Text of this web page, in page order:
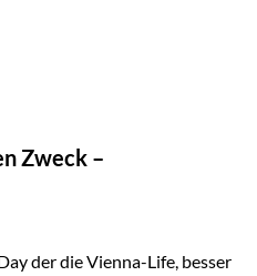
sondern die
der Vienna-Life steht
für einen langfristig
mit Fokus auf
und nachhaltige
Value Investing
ein…
Zweck –
der die Vienna-Life, besser